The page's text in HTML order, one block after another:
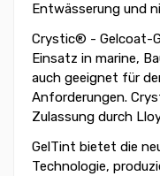
Entwässerung und
Crystic® - Gelcoat-
Einsatz in marine,
auch geeignet für
Anforderungen.
Zulassung durch
GelTint bietet die
Technologie,